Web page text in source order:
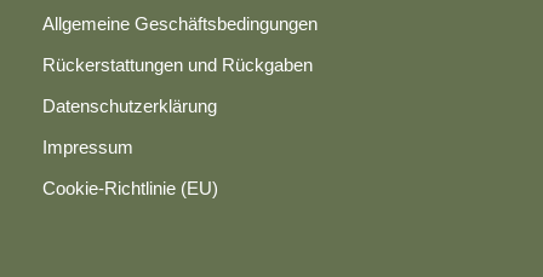
Allgemeine Geschäftsbedingungen
Rückerstattungen und Rückgaben
Datenschutzerklärung
Impressum
Cookie-Richtlinie (EU)